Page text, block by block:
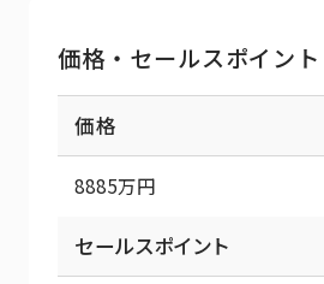
価格・セールスポイント
価格
8885万円
セールスポイント